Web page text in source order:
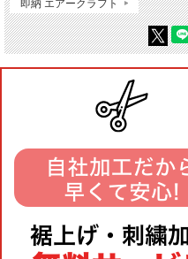
即納 エアークラフト